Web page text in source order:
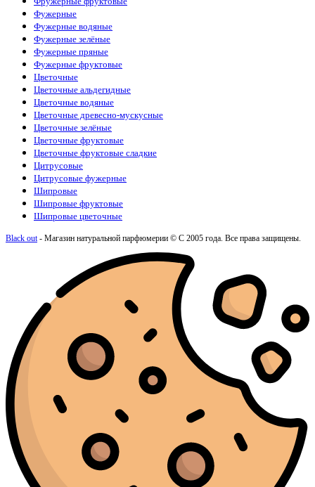
Фужерные
Фужерные водяные
Фужерные зелёные
Фужерные пряные
Фужерные фруктовые
Цветочные
Цветочные альдегидные
Цветочные водяные
Цветочные древесно-мускусные
Цветочные зелёные
Цветочные фруктовые
Цветочные фруктовые сладкие
Цитрусовые
Цитрусовые фужерные
Шипровые
Шипровые фруктовые
Шипровые цветочные
Black out- Магазин натуральной парфюмерии © С 2005 года. Все права защищены.